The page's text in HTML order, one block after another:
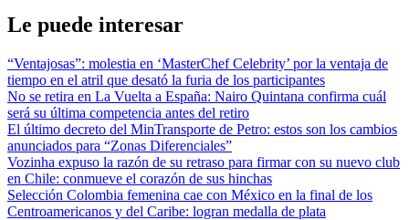
Le puede interesar
“Ventajosas”: molestia en ‘MasterChef Celebrity’ por la ventaja de
tiempo en el atril que desató la furia de los participantes
No se retira en La Vuelta a España: Nairo Quintana confirma cuál
será su última competencia antes del retiro
El último decreto del MinTransporte de Petro: estos son los cambios
anunciados para “Zonas Diferenciales”
Vozinha expuso la razón de su retraso para firmar con su nuevo club
en Chile: conmueve el corazón de sus hinchas
Selección Colombia femenina cae con México en la final de los
Centroamericanos y del Caribe: logran medalla de plata